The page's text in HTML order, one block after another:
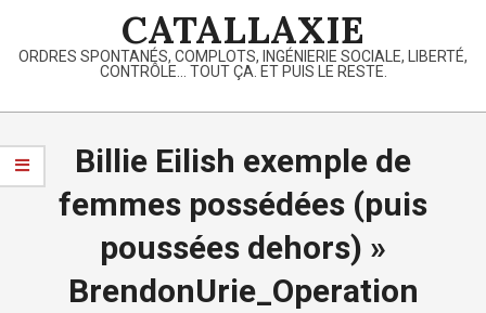
content
CATALLAXIE
ORDRES SPONTANÉS, COMPLOTS, INGÉNIERIE SOCIALE, LIBERTÉ,
CONTRÔLE… TOUT ÇA. ET PUIS LE RESTE.
Primary
Menu
Billie Eilish exemple de
femmes possédées (puis
poussées dehors) »
BrendonUrie_Operation